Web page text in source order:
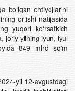
boʻlgan ehtiyojlarini
ortishi natijasida
yuqori koʻrsatkich
joriy yilning iyun, iyul
849 mlrd soʻm
yil 12-avgustdagi